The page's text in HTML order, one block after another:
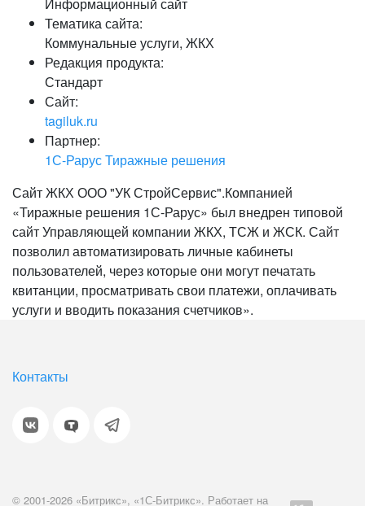
Запомнить меня на этом
Забыли свой пароль?
Тематика сайта:
Коммунальные услуги, ЖКХ
Редакция продукта:
Стандарт
Сайт:
tagiluk.ru
Партнер:
1С-Рарус Тиражные решения
Сайт ЖКХ ООО "УК СтройСервис".Компанией
«Тиражные решения 1С-Рарус» был внедрен типовой
сайт Управляющей компании ЖКХ, ТСЖ и ЖСК. Сайт
позволил автоматизировать личные кабинеты
пользователей, через которые они могут печатать
квитанции, просматривать свои платежи, оплачивать
услуги и вводить показания счетчиков».
Контакты
© 2001-2026 «Битрикс», «1С-Битрикс». Работает на